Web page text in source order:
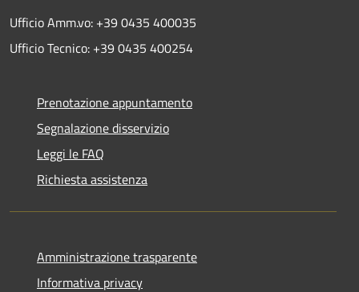
Ufficio Amm.vo: +39 0435 400035
Ufficio Tecnico: +39 0435 400254
Prenotazione appuntamento
Segnalazione disservizio
Leggi le FAQ
Richiesta assistenza
Amministrazione trasparente
Informativa privacy